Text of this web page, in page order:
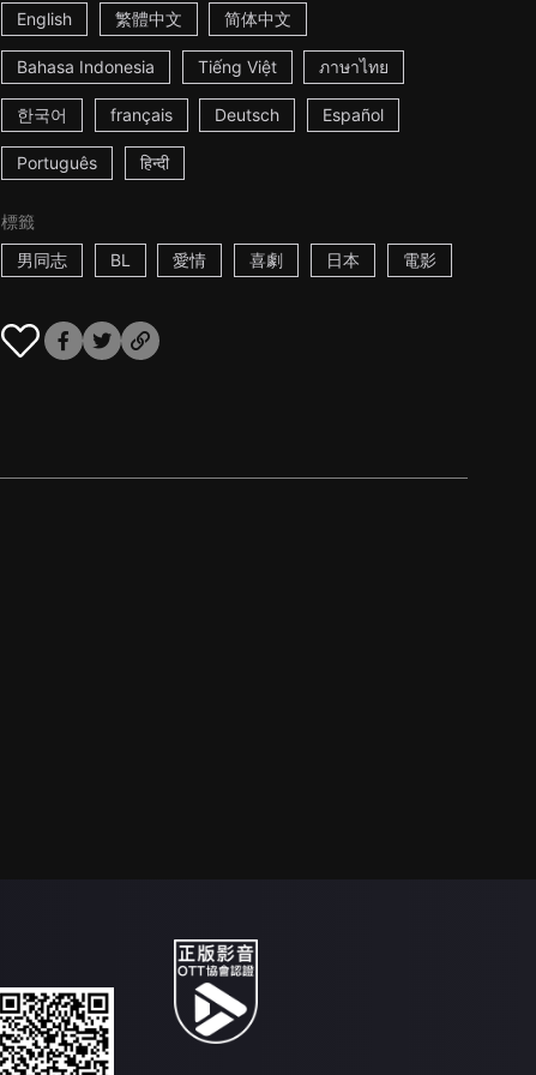
English 繁體中文 简体中文
Bahasa Indonesia Tiếng Việt ภาษาไทย
한국어 français Deutsch Español
Português हिन्दी
標籤
男同志
BL 愛情 喜劇 日本 電影